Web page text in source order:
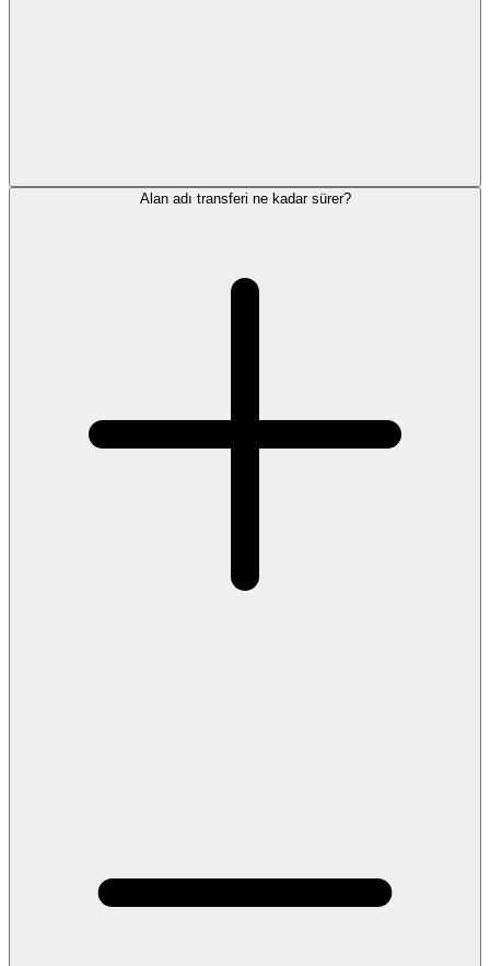
Alan adı transferi ne kadar sürer?